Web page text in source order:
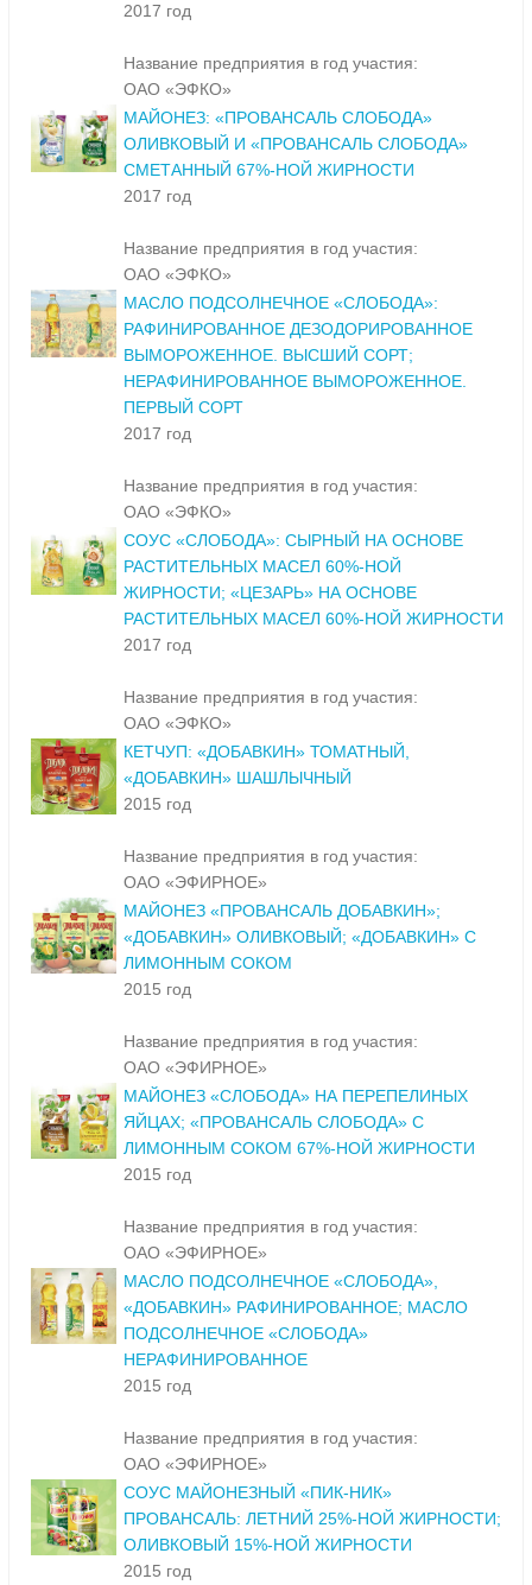
2017 год
Название предприятия в год участия:
ОАО «ЭФКО»
МАЙОНЕЗ: «ПРОВАНСАЛЬ СЛОБОДА»
ОЛИВКОВЫЙ И «ПРОВАНСАЛЬ СЛОБОДА»
СМЕТАННЫЙ 67%-НОЙ ЖИРНОСТИ
2017 год
Название предприятия в год участия:
ОАО «ЭФКО»
МАСЛО ПОДСОЛНЕЧНОЕ «СЛОБОДА»:
РАФИНИРОВАННОЕ ДЕЗОДОРИРОВАННОЕ
ВЫМОРОЖЕННОЕ. ВЫСШИЙ СОРТ;
НЕРАФИНИРОВАННОЕ ВЫМОРОЖЕННОЕ.
ПЕРВЫЙ СОРТ
2017 год
Название предприятия в год участия:
ОАО «ЭФКО»
СОУС «СЛОБОДА»: СЫРНЫЙ НА ОСНОВЕ
РАСТИТЕЛЬНЫХ МАСЕЛ 60%-НОЙ
ЖИРНОСТИ; «ЦЕЗАРЬ» НА ОСНОВЕ
РАСТИТЕЛЬНЫХ МАСЕЛ 60%-НОЙ ЖИРНОСТИ
2017 год
Название предприятия в год участия:
ОАО «ЭФКО»
КЕТЧУП: «ДОБАВКИН» ТОМАТНЫЙ,
«ДОБАВКИН» ШАШЛЫЧНЫЙ
2015 год
Название предприятия в год участия:
ОАО «ЭФИРНОЕ»
МАЙОНЕЗ «ПРОВАНСАЛЬ ДОБАВКИН»;
«ДОБАВКИН» ОЛИВКОВЫЙ; «ДОБАВКИН» С
ЛИМОННЫМ СОКОМ
2015 год
Название предприятия в год участия:
ОАО «ЭФИРНОЕ»
МАЙОНЕЗ «СЛОБОДА» НА ПЕРЕПЕЛИНЫХ
ЯЙЦАХ; «ПРОВАНСАЛЬ СЛОБОДА» С
ЛИМОННЫМ СОКОМ 67%-НОЙ ЖИРНОСТИ
2015 год
Название предприятия в год участия:
ОАО «ЭФИРНОЕ»
МАСЛО ПОДСОЛНЕЧНОЕ «СЛОБОДА»,
«ДОБАВКИН» РАФИНИРОВАННОЕ; МАСЛО
ПОДСОЛНЕЧНОЕ «СЛОБОДА»
НЕРАФИНИРОВАННОЕ
2015 год
Название предприятия в год участия:
ОАО «ЭФИРНОЕ»
СОУС МАЙОНЕЗНЫЙ «ПИК-НИК»
ПРОВАНСАЛЬ: ЛЕТНИЙ 25%-НОЙ ЖИРНОСТИ;
ОЛИВКОВЫЙ 15%-НОЙ ЖИРНОСТИ
2015 год